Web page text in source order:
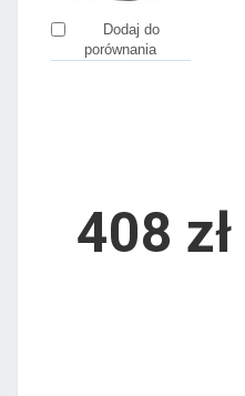
Dodaj do
porównania
408 zł